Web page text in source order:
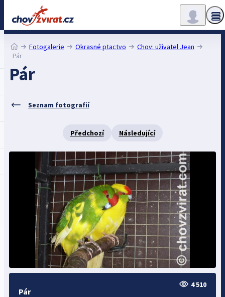
Fotogalerie Okrasné ptactvo
Chov: uživatel Jean
Pár
Pár
Seznam fotografií
Předchozí Následující
Pár
4 510